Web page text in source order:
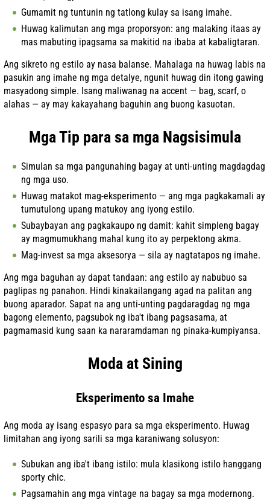
Gumamit ng tuntunin ng tatlong kulay sa isang imahe.
Huwag kalimutan ang mga proporsyon: ang malaking itaas ay
mas mabuting ipagsama sa makitid na ibaba at kabaligtaran.
Ang sikreto ng estilo ay nasa balanse. Mahalaga na huwag labis na
pasukin ang imahe ng mga detalye, ngunit huwag din itong gawing
masyadong simple. Isang maliwanag na accent — bag, scarf, o
alahas — ay may kakayahang baguhin ang buong kasuotan.
Mga Tip para sa mga Nagsisimula
Simulan sa mga pangunahing bagay at unti-unting magdagdag
ng mga uso.
Huwag matakot mag-eksperimento — ang mga pagkakamali ay
tumutulong upang matukoy ang iyong estilo.
Subaybayan ang pagkakaupo ng damit: kahit simpleng bagay
ay magmumukhang mahal kung ito ay perpektong akma.
Mag-invest sa mga aksesorya — sila ay nagtatapos ng imahe.
Ang mga baguhan ay dapat tandaan: ang estilo ay nabubuo sa
paglipas ng panahon. Hindi kinakailangang agad na palitan ang
buong aparador. Sapat na ang unti-unting pagdaragdag ng mga
bagong elemento, pagsubok ng iba't ibang pagsasama, at
pagmamasid kung saan ka nararamdaman ng pinaka-kumpiyansa.
Moda at Sining
Eksperimento sa Imahe
Ang moda ay isang espasyo para sa mga eksperimento. Huwag
limitahan ang iyong sarili sa mga karaniwang solusyon:
Subukan ang iba't ibang istilo: mula klasikong istilo hanggang
sporty chic.
Pagsamahin ang mga vintage na bagay sa mga modernong.